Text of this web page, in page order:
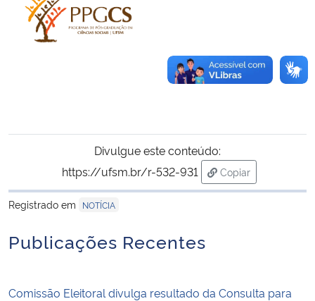
Divulgue este conteúdo:
https://ufsm.br/r-532-931
Copiar
para área de
Registrado em
NOTÍCIA
Publicações Recentes
Comissão Eleitoral divulga resultado da Consulta para